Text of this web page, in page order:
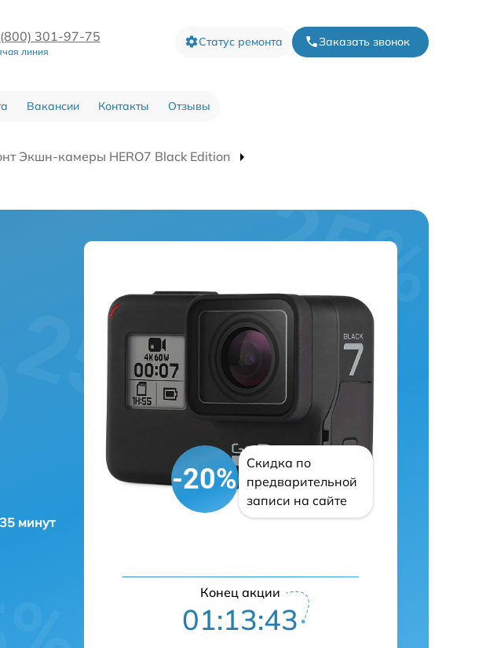
301-97-75
линия
Статус ремонта Заказать звонок
Вакансии Контакты Отзывы
Экшн-камеры HERO7 Black Edition
минут
-20%
Скидка по
предварительной
записи на сайте
Конец акции
01:13:42